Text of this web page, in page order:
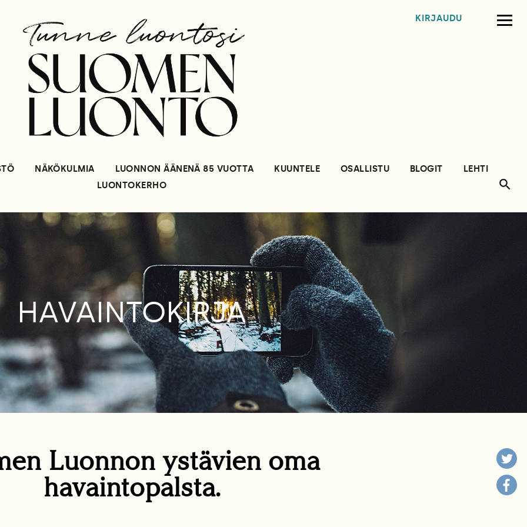
KIRJAUDU
NÄKÖKULMIA LUONNON ÄÄNENÄ 85 VUOTTA KUUNTELE OSALLISTU BLOGIT
LEHTI
LUONTOKERHO
HAVAINTOKIRJA
Luonnon ystävien oma
havaintopalsta.